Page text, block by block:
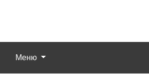
Меню